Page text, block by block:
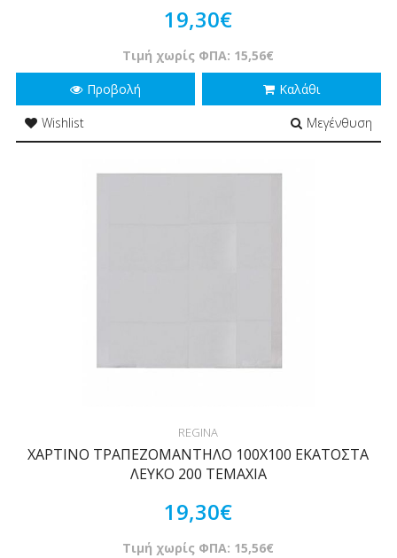
19,30€
Τιμή χωρίς ΦΠΑ: 15,56€
Προβολή
Καλάθι
Wishlist
Μεγένθυση
REGINA
ΧΑΡΤΙΝΟ ΤΡΑΠΕΖΟΜΑΝΤΗΛΟ 100Χ100 ΕΚΑΤΟΣΤΑ
ΛΕΥΚΟ 200 ΤΕΜΑΧΙΑ
19,30€
Τιμή χωρίς ΦΠΑ: 15,56€